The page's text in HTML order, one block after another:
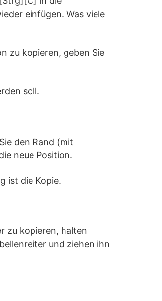
einfügen. Was viele
zu kopieren, geben Sie
soll.
den Rand (mit
neue Position.
ist die Kopie.
zu kopieren, halten
und ziehen ihn